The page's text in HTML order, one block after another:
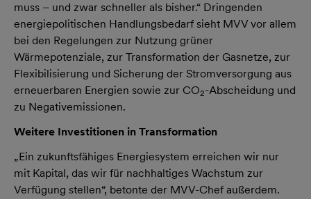
muss – und zwar schneller als bisher.“ Dringenden
energiepolitischen Handlungsbedarf sieht MVV vor allem
bei den Regelungen zur Nutzung grüner
Wärmepotenziale, zur Transformation der Gasnetze, zur
Flexibilisierung und Sicherung der Stromversorgung aus
erneuerbaren Energien sowie zur CO2-Abscheidung und
zu Negativemissionen.
Weitere Investitionen in Transformation
„Ein zukunftsfähiges Energiesystem erreichen wir nur
mit Kapital, das wir für nachhaltiges Wachstum zur
Verfügung stellen“, betonte der MVV-Chef außerdem.